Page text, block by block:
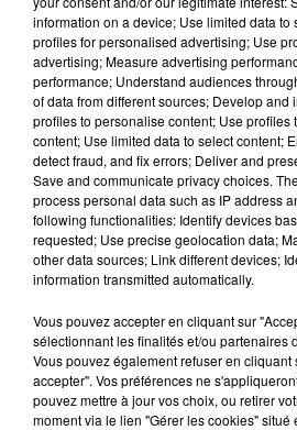
FIL ACTUS
7 août 2026
Lorraine : une journée pas comme les
6 août 2026
Metz : une distribution de lunette
5 août 2026
Casting de Woof : l'Euro-Métropole de
4 août 2026
Officiel : Gauthier Hein quitte le FC Metz
Officiel : le lac de Madine reporte son feu
4 août 2026
Eclipse Solaire du 12 août : où voir ce
31 juillet 2026
Chalets de Noël solidaires : la ville de
information on a device; Use limited data to
profiles for personalised advertising; Use
advertising; Measure advertising
performance; Understand audiences
of data from different sources; Develop and
profiles to personalise content; Use profiles
content; Use limited data to select content;
detect fraud, and fix errors; Deliver and
Save and communicate privacy choices.
process personal data such as IP address
following functionalities: Identify devices
requested; Use precise geolocation data;
other data sources; Link different devices;
information transmitted automatically.
Vous pouvez accepter en cliquant sur
sélectionnant les finalités et/ou partenaires
Vous pouvez également refuser en cliquant
accepter". Vos préférences ne
pouvez mettre à jour vos choix, ou retirer
moment via le lien "Gérer les cookies" situé